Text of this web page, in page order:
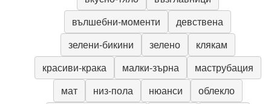
вълшебни-моменти
девствена
зелени-бикини
зелено
клякам
красиви-крака
малки-зърна
маструбация
мат
низ-пола нюанси
облекло